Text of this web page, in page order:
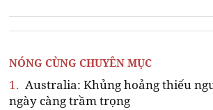
NÓNG CÙNG CHUYÊN MỤC
1. Australia: Khủng hoảng thiếu
ngày càng trầm trọng